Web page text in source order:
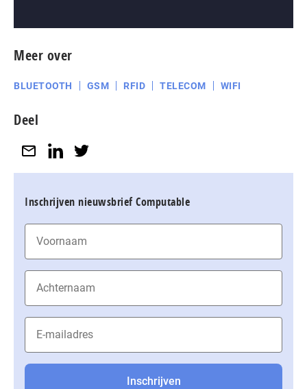
Meer over
BLUETOOTH GSM RFID TELECOM WIFI
Deel
Inschrijven nieuwsbrief Computable